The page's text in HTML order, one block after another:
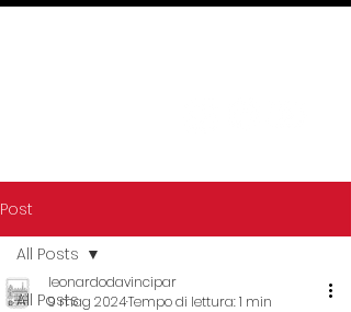
Post
All Posts
All Posts
leonardodavincipar
9 mag 2024Tempo di lettura: 1 min